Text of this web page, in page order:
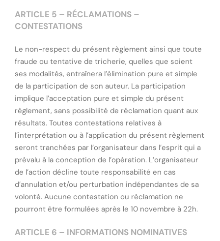
ARTICLE 5 – RÉCLAMATIONS –
CONTESTATIONS
Le non-respect du présent règlement ainsi que toute
fraude ou tentative de tricherie, quelles que soient
ses modalités, entraînera l’élimination pure et simple
de la participation de son auteur. La participation
implique l’acceptation pure et simple du présent
règlement, sans possibilité de réclamation quant aux
résultats. Toutes contestations relatives à
l’interprétation ou à l’application du présent règlement
seront tranchées par l’organisateur dans l’esprit qui a
prévalu à la conception de l’opération. L’organisateur
de l’action décline toute responsabilité en cas
d’annulation et/ou perturbation indépendantes de sa
volonté. Aucune contestation ou réclamation ne
pourront être formulées après le 10 novembre à 22h.
ARTICLE 6 – INFORMATIONS NOMINATIVES